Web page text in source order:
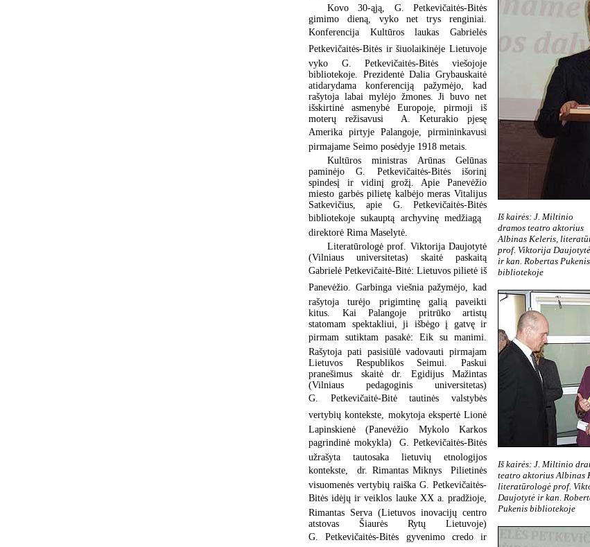
Iš kairės: J. Miltinio
dramos teatro aktorius
Albinas Keleris,
prof. Viktorija Daujotytė
ir kan. Robertas Pukenis
bibliotekoje
Iš kairės: J. Miltinio
teatro aktorius Albinas
literatūrologė prof.
Daujotytė ir kan.
Pukenis bibliotekoje
Kovo 30-ąją, G. Petkevičaitės-Bitės
gimimo dieną, vyko net trys renginiai.
Konferencija Kultūros laukas Gabrielės
Petkevičaitės-Bitės ir šiuolaikinėje Lietuvoje
vyko G. Petkevičaitės-Bitės viešojoje
bibliotekoje. Prezidentė Dalia Grybauskaitė
atidarydama konferenciją pažymėjo, kad
rašytoja labai mylėjo žmones. Ji buvo net
išskirtinė asmenybė Europoje, pirmoji iš
moterų režisavusi A. Keturakio pjesę
Amerika pirtyje Palangoje, pirmininkavusi
pirmajame Seimo posėdyje 1918 metais.
Kultūros ministras Arūnas Gelūnas
paminėjo G. Petkevičaitės-Bitės išorinį
spindesį ir vidinį grožį. Apie Panevėžio
miesto garbės pilietę kalbėjo meras Vitalijus
Satkevičius, apie G. Petkevičaitės-Bitės
bibliotekoje sukauptą archyvinę medžiagą 
direktorė Rima Maselytė.
Literatūrologė prof. Viktorija Daujotytė
(Vilniaus universitetas) skaitė paskaitą
Gabrielė Petkevičaitė-Bitė: Lietuvos pilietė iš
Panevėžio. Garbinga viešnia pažymėjo, kad
rašytoja turėjo prigimtinę galią paveikti
kitus. Kai Palangoje pritrūko artistų
statomam spektakliui, ji išbėgo į gatvę ir
pirmam sutiktam pasakė: Eik su manimi.
Rašytoja pati pasisiūlė vadovauti pirmajam
Lietuvos Respublikos Seimui. Paskui
pranešimus skaitė dr. Egidijus Mažintas
(Vilniaus pedagoginis universitetas)
G. Petkevičaitė-Bitė tautinės valstybės
vertybių kontekste, mokytoja ekspertė Lionė
Lapinskienė (Panevėžio Mykolo Karkos
pagrindinė mokykla)  G. Petkevičaitės-Bitės
užrašyta tautosaka lietuvių etnologijos
kontekste, dr. Rimantas Miknys  Pilietinės
visuomenės vertybių raiška G. Petkevičaitės-
Bitės idėjų ir veiklos lauke XX a. pradžioje,
Rimantas Serva (Lietuvos inovacijų centro
atstovas Šiaurės Rytų Lietuvoje)
G. Petkevičaitės-Bitės gyvenimo credo ir